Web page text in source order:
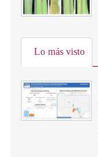
Lo más visto